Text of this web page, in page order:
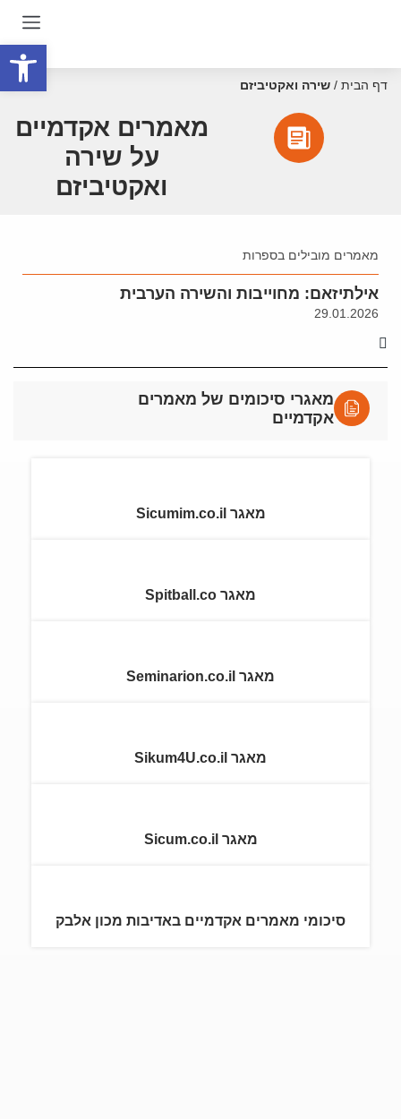
דף הבית / שירה ואקטיביזם
מאמרים אקדמיים
על שירה
ואקטיביזם
מאמרים מובילים בספרות
אילתיזאם: מחוייבות והשירה הערבית
29.01.2026
מאגרי סיכומים של מאמרים
אקדמיים
מאגר Sicumim.co.il
מאגר Spitball.co
מאגר Seminarion.co.il
מאגר Sikum4U.co.il
מאגר Sicum.co.il
סיכומי מאמרים אקדמיים באדיבות מכון אלבק
פתח